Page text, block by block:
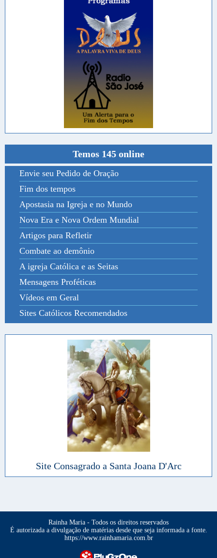
Temos 145 online
Envie seu Pedido de Oração
Fim dos tempos
Apostasia na Igreja e no Mundo
Nova Era e Nova Ordem Mundial
Artigos para Refletir
Combate ao demônio
A igreja Católica e as Seitas
Mensagens Proféticas
Vídeos em Geral
Sites Católicos Recomendados
Site Consagrado a Santa Joana D'Arc
Rainha Maria - Todos os direitos reservados
É autorizada a divulgação de matérias desde que seja informada a fonte.
https://www.rainhamaria.com.br